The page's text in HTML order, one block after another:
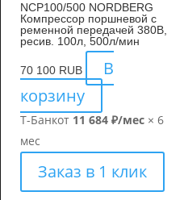
NCP100/500 NORDBERG
Компрессор поршневой с
ременной передачей 380В,
ресив. 100л, 500л/мин
70 100 RUB
В
корзину
Т-Банкот 11 684 ₽/мес × 6
мес
Заказ в 1 клик